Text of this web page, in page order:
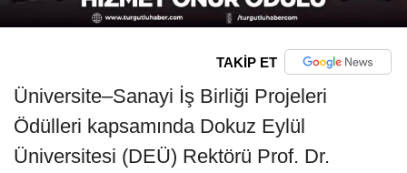
TAKİP ET
Üniversite–Sanayi İş Birliği Projeleri
Ödülleri kapsamında Dokuz Eylül
Üniversitesi (DEÜ) Rektörü Prof. Dr.